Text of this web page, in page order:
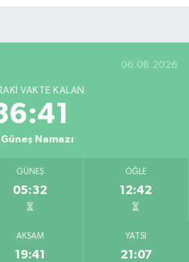
06.08.2026
VAKTE KALAN
Güneş Namazı
GÜNEŞ
05:32
ÖĞLE
12:42
AKŞAM
19:41
YATSI
21:07